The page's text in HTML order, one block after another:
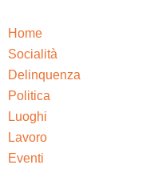
Home
Socialità
Delinquenza
Politica
Luoghi
Lavoro
Eventi